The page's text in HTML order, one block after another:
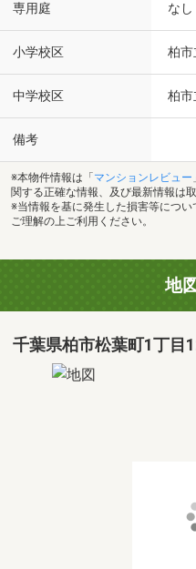
専用庭 なし
小学校区 柏市
中学校区 柏市
備考
※本物件情報は「 マンションレビュー
関する正確な情報、及び最新情報は
※当情報を基に発生した損害等につ
ご理解の上ご利用ください。
地
千葉県柏市松葉町1丁目